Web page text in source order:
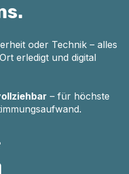
oder Technik – alles
erledigt und digital
– für höchste